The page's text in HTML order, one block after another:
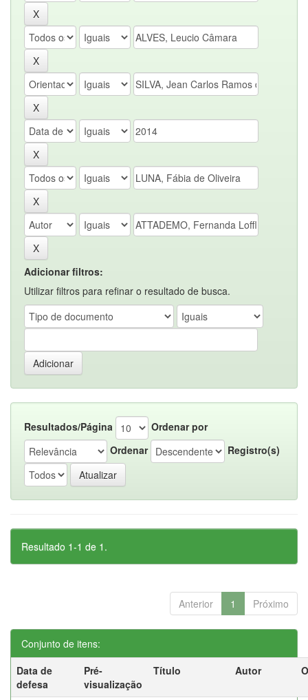
Adicionar filtros:
Utilizar filtros para refinar o resultado de busca.
Resultados/Página
Ordenar por
Ordenar
Registro(s)
Resultado 1-1 de 1.
Anterior 1 Próximo
Conjunto de itens:
Data de
defesa
Pré-
visualização
Título Autor